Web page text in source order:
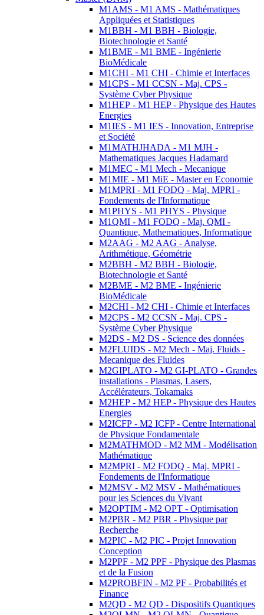
M1AMS - M1 AMS - Mathématiques
Appliquées et Statistiques
M1BBH - M1 BBH - Biologie,
Biotechnologie et Santé
M1BME - M1 BME - Ingénierie
BioMédicale
M1CHI - M1 CHI - Chimie et Interfaces
M1CPS - M1 CCSN - Maj. CPS -
Système Cyber Physique
M1HEP - M1 HEP - Physique des Hautes
Energies
M1IES - M1 IES - Innovation, Entreprise
et Société
M1MATHJHADA - M1 MJH -
Mathematiques Jacques Hadamard
M1MEC - M1 Mech - Mecanique
M1MIE - M1 MiE - Master en Economie
M1MPRI - M1 FODQ - Maj. MPRI -
Fondements de l'Informatique
M1PHYS - M1 PHYS - Physique
M1QMI - M1 FODQ - Maj. QMI -
Quantique, Mathematiques, Informatique
M2AAG - M2 AAG - Analyse,
Arithmétique, Géométrie
M2BBH - M2 BBH - Biologie,
Biotechnologie et Santé
M2BME - M2 BME - Ingénierie
BioMédicale
M2CHI - M2 CHI - Chimie et Interfaces
M2CPS - M2 CCSN - Maj. CPS -
Système Cyber Physique
M2DS - M2 DS - Science des données
M2FLUIDS - M2 Mech - Maj. Fluids -
Mecanique des Fluides
M2GIPLATO - M2 GI-PLATO - Grandes
installations - Plasmas, Lasers,
Accélérateurs, Tokamaks
M2HEP - M2 HEP - Physique des Hautes
Energies
M2ICFP - M2 ICFP - Centre International
de Physique Fondamentale
M2MATHMOD - M2 MM - Modélisation
Mathématique
M2MPRI - M2 FODQ - Maj. MPRI -
Fondements de l'Informatique
M2MSV - M2 MSV - Mathématiques
pour les Sciences du Vivant
M2OPTIM - M2 OPT - Optimisation
M2PBR - M2 PBR - Physique par
Recherche
M2PIC - M2 PIC - Projet Innovation
Conception
M2PPF - M2 PPF - Physique des Plasmas
et de la Fusion
M2PROBFIN - M2 PF - Probabilités et
Finance
M2QD - M2 QD - Dispositifs Quantiques